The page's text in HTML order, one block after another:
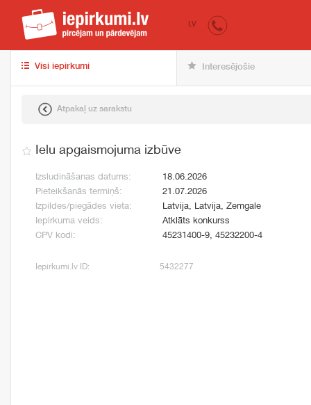
iepirkumi.lv
LV
Visi iepirkumi Interesējošie
Atpakaļ uz sarakstu
Ielu apgaismojuma izbūve
Izsludināšanas datums:
18.06.2026
Pieteikšanās termiņš:
21.07.2026
Izpildes/piegādes vieta:
Latvija, Latvija, Zemgale
Iepirkuma veids:
Atklāts konkurss
CPV kodi:
45231400-9, 45232200-4
Iepirkumi.lv ID: 5432277